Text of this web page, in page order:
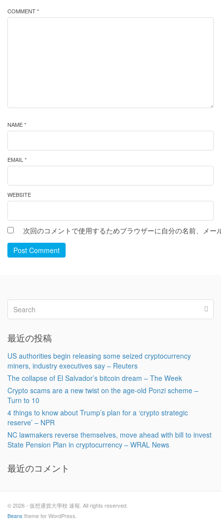
COMMENT *
NAME *
EMAIL *
WEBSITE
次回のコメントで使用するためブラウザーに自分の名前、メー
Post Comment
最近の投稿
US authorities begin releasing some seized cryptocurrency
miners, industry executives say – Reuters
The collapse of El Salvador’s bitcoin dream – The Week
Crypto scams are a new twist on the age-old Ponzi scheme –
Turn to 10
4 things to know about Trump’s plan for a ‘crypto strategic
reserve’ – NPR
NC lawmakers reverse themselves, move ahead with bill to invest
State Pension Plan in cryptocurrency – WRAL News
最近のコメント
© 2026 - 仮想通貨大學校 速報. All rights reserved.
Beans theme for WordPress.